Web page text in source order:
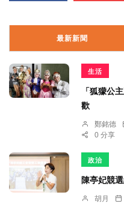
最新新聞
生活
「狐獴公
歡
鄭銘德
0 分享
政治
陳亭妃競
胡月